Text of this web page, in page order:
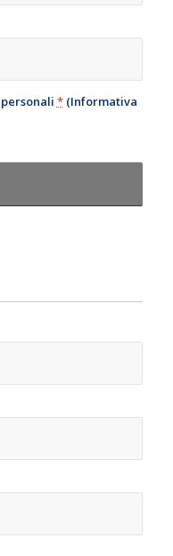
*(Informativa